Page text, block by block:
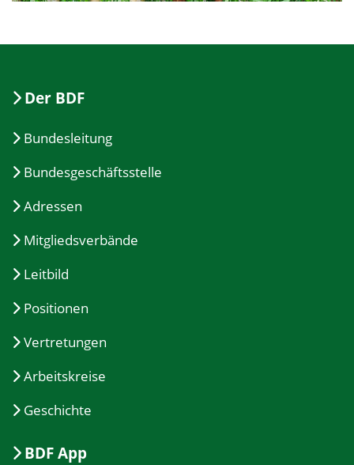
Der BDF
Bundesleitung
Bundesgeschäftsstelle
Adressen
Mitgliedsverbände
Leitbild
Positionen
Vertretungen
Arbeitskreise
Geschichte
BDF App